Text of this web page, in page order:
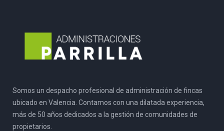
Somos un despacho profesional de administración de fincas
ubicado en Valencia. Contamos con una dilatada experiencia,
más de 50 años dedicados a la gestión de comunidades de
propietarios.